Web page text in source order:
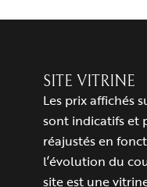
SITE VITRINE
Les prix affichés
sont indicatifs et
réajustés en
l’évolution du
site est une